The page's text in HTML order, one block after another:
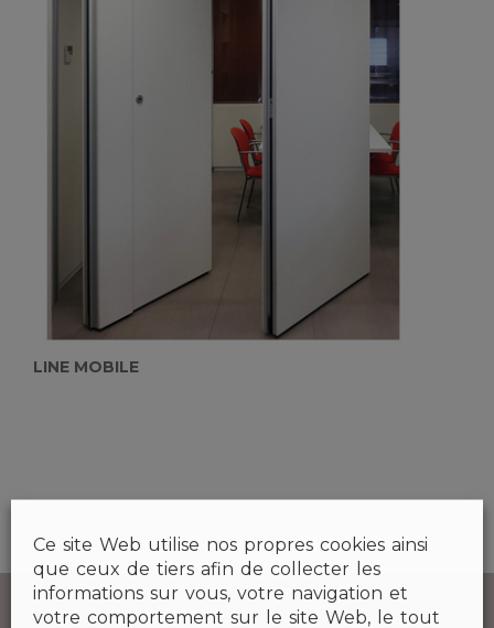
LINE MOBILE
Ce site Web utilise nos propres cookies ainsi
que ceux de tiers afin de collecter les
informations sur vous, votre navigation et
votre comportement sur le site Web, le tout